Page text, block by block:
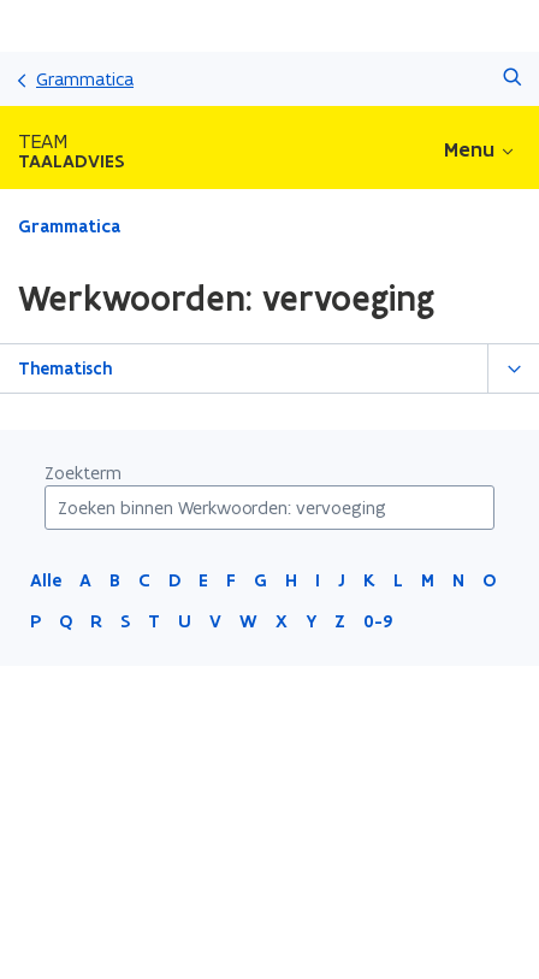
Grammatica
TEAM
TAALADVIES Menu
Gedaan
zich
op:
Werkwoorden:
Grammatica
Werkwoorden: vervoeging
Thematisch
Zoekterm
Alle A B C D E F G H I J K L M N
O
P
Q R S T U V W X Y Z 0-9